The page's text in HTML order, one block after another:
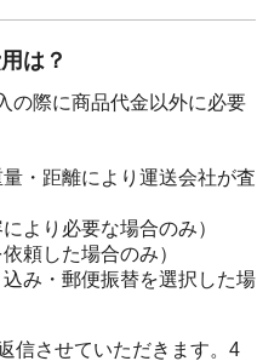
は？
の際に商品代金以外に必要
・距離により運送会社が査
より必要な場合のみ）
頼した場合のみ）
み・郵便振替を選択した場
信させていただきます。4